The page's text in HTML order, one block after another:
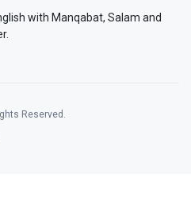
with Manqabat, Salam and
Reserved.